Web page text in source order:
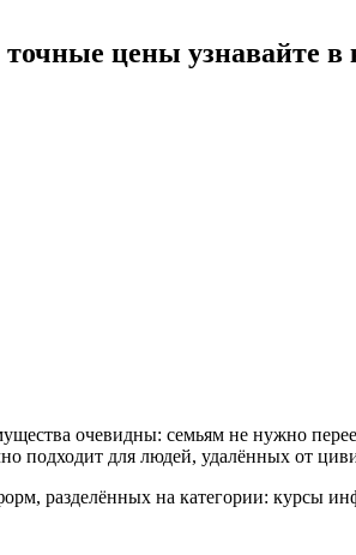
цены узнавайте в
очевидны: семьям не нужно
подходит для людей, удалённых от
разделённых на категории: курсы